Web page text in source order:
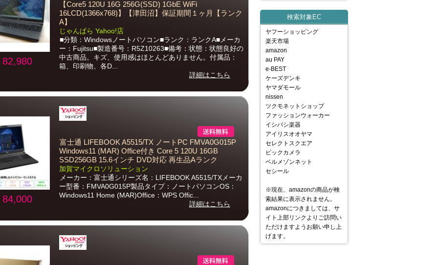
82,980
【Core5 120U 16G 256G(SSD) 1GbE WiFi
16LCD(1366x768)】【津田沼】保証期間１ヶ月【ランク
A】
じゃんぱら Yahoo!店
■分類：Windowsノートパソコン■ランク：ランクA■メーカ
ー：Fujitsu■製造番号：R5Z10263■備考：状態：状態良好の
中古商品。キズ、使用感はほとんどありません。付属品：
箱、印刷物、各D...
詳細はこちら
84,000
富士通 LIFEBOOK A5515/TX ノートPC FMVA0G015P
Windows11 (MAR) Office付き Core 5 120U 16GB
SSD256GB 15.6インチ DVD対応 再生品Aランク
加賀マイクロソリューション
メーカー：富士通シリーズ名：LIFEBOOK A5515/TXメーカ
ー型番：FMVA0G015P製品タイプ：ノートパソコンOS：
Windows11 Home (MAR)Office：WPS Offic...
詳細はこちら
検索対象EC
ヤフーショッピング
楽天市場
amazon
au PAY
e-BEST
ケーズデンキ
ヤマダモール
nissen
ツクモネットショップ
ファッションウォーカー
イシバシ楽器
アイリスオオヤマ
セレクトスクエア
ビックカメラ
ベルメゾンネット
セシール
※現在、amazonの商品が検
索結果に表示されません。
amazonにつきましては、サ
イト上部リンクよりご訪問い
ただけますようお願い申し上
げます。